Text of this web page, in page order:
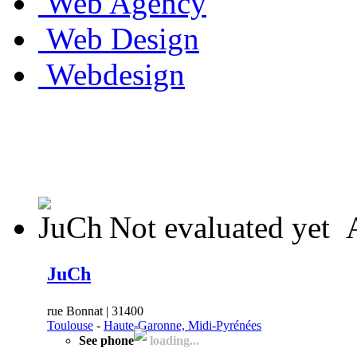
Web Design
Webdesign
Not evaluated yet
JuCh
rue Bonnat | 31400
Toulouse - Haute-Garonne, Midi-Pyrénées
See phone
loading...